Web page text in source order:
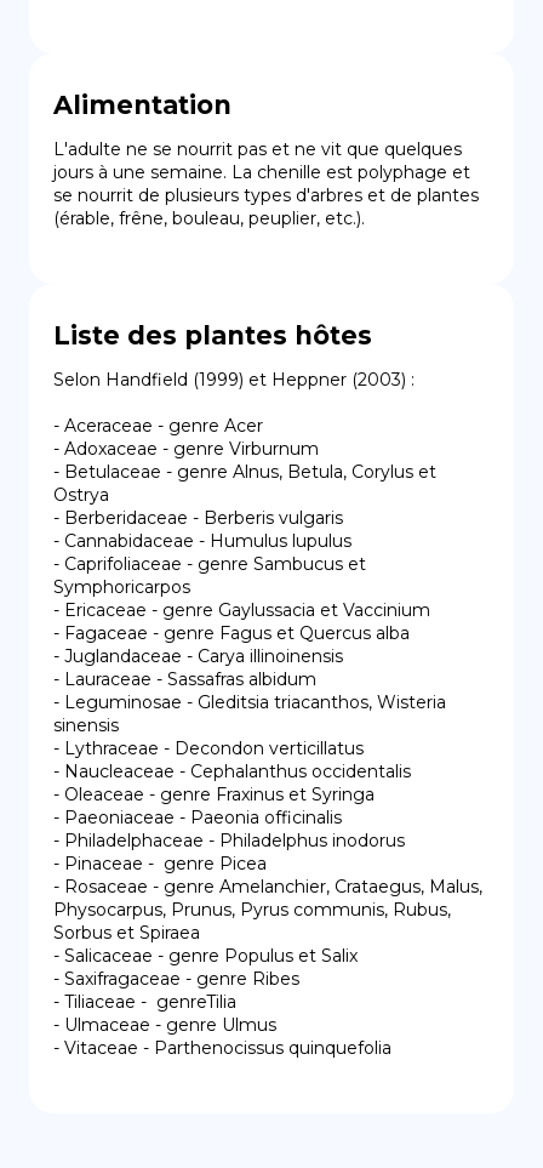
Alimentation
L'adulte ne se nourrit pas et ne vit que quelques
jours à une semaine. La chenille est polyphage et
se nourrit de plusieurs types d'arbres et de plantes
(érable, frêne, bouleau, peuplier, etc.).
Liste des plantes hôtes
Selon Handfield (1999) et Heppner (2003) :
- Aceraceae - genre Acer
- Adoxaceae - genre Virburnum
- Betulaceae - genre Alnus, Betula, Corylus et
Ostrya
- Berberidaceae - Berberis vulgaris
- Cannabidaceae - Humulus lupulus
- Caprifoliaceae - genre Sambucus et
Symphoricarpos
- Ericaceae - genre Gaylussacia et Vaccinium
- Fagaceae - genre Fagus et Quercus alba
- Juglandaceae - Carya illinoinensis
- Lauraceae - Sassafras albidum
- Leguminosae - Gleditsia triacanthos, Wisteria
sinensis
- Lythraceae - Decondon verticillatus
- Naucleaceae - Cephalanthus occidentalis
- Oleaceae - genre Fraxinus et Syringa
- Paeoniaceae - Paeonia officinalis
- Philadelphaceae - Philadelphus inodorus
- Pinaceae -  genre Picea
- Rosaceae - genre Amelanchier, Crataegus, Malus,
Physocarpus, Prunus, Pyrus communis, Rubus,
Sorbus et Spiraea
- Salicaceae - genre Populus et Salix
- Saxifragaceae - genre Ribes
- Tiliaceae -  genreTilia
- Ulmaceae - genre Ulmus
- Vitaceae - Parthenocissus quinquefolia